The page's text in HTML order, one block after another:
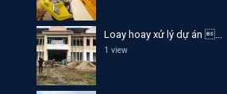
Loay hoay xử lý dự án ...
1 view